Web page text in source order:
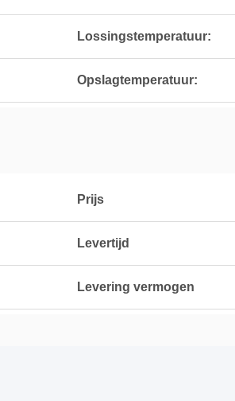
Lossingstemperatuur:
Opslagtemperatuur:
Prijs
Levertijd
Levering vermogen